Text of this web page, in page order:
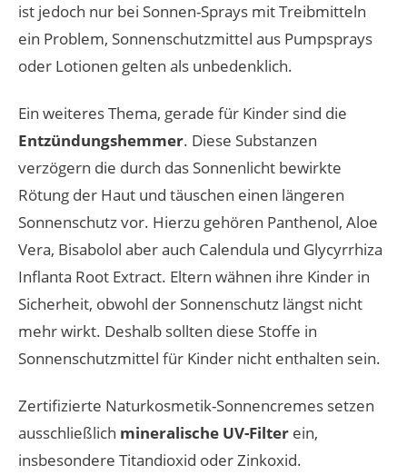
ist jedoch nur bei Sonnen-Sprays mit Treibmitteln
ein Problem, Sonnenschutzmittel aus Pumpsprays
oder Lotionen gelten als unbedenklich.
Ein weiteres Thema, gerade für Kinder sind die
Entzündungshemmer. Diese Substanzen
verzögern die durch das Sonnenlicht bewirkte
Rötung der Haut und täuschen einen längeren
Sonnenschutz vor. Hierzu gehören Panthenol, Aloe
Vera, Bisabolol aber auch Calendula und Glycyrrhiza
Inflanta Root Extract. Eltern wähnen ihre Kinder in
Sicherheit, obwohl der Sonnenschutz längst nicht
mehr wirkt. Deshalb sollten diese Stoffe in
Sonnenschutzmittel für Kinder nicht enthalten sein.
Zertifizierte Naturkosmetik-Sonnencremes setzen
ausschließlich mineralische UV-Filter ein,
insbesondere Titandioxid oder Zinkoxid.